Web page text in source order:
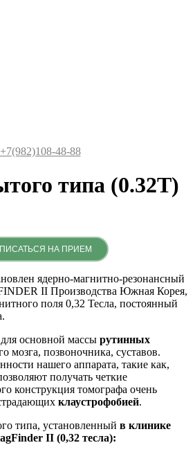
+7(982)108-48-88
типа (0.32Т)
НА ПРИЕМ
ядерно-магнитно-резонансный
II Производства Южная Корея,
поля 0,32 Тесла, постоянный
для основной массы рутинных
мозга, позвоночника, суставов.
нашего аппарата, такие как,
получать четкие
конструкция томографа очень
клаустрофобией.
типа, установленный в клинике
II (0,32 тесла):